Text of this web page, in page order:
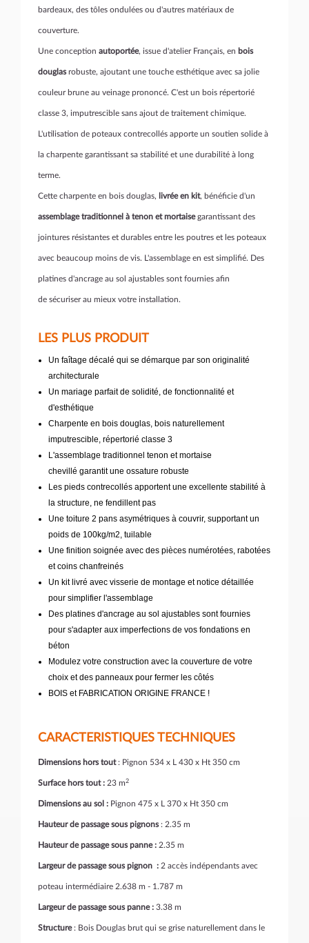
bardeaux, des tôles ondulées ou d'autres matériaux de
couverture.
Une conception autoportée, issue d'atelier Français, en bois
douglasrobuste, ajoutant une touche esthétique avec sa jolie
couleur brune au veinage prononcé. C'est un bois répertorié
classe 3, imputrescible sans ajout de traitement chimique.
L'utilisation de poteaux contrecollés apporte un soutien solide à
la charpente garantissant sa stabilité et une durabilité à long
terme.
Cette charpente en bois douglas, livrée en kit, bénéficie d'un
assemblage traditionnel à tenon et mortaisegarantissant des
jointures résistantes et durables entre les poutres et les poteaux
avec beaucoup moins de vis. L'assemblage en est simplifié. Des
platines d'ancrage au sol ajustables sont fournies afin
de sécuriser au mieux votre installation.
LES PLUS PRODUIT
Un faîtage décalé qui se démarque par son originalité
architecturale
Un mariage parfait de solidité, de fonctionnalité et
d'esthétique
Charpente en bois douglas, bois naturellement
imputrescible, répertorié classe 3
L'assemblage traditionnel tenon et mortaise
chevillé garantit une ossature robuste
Les pieds contrecollés apportent une excellente stabilité à
la structure, ne fendillent pas
Une toiture 2 pans asymétriques à couvrir, supportant un
poids de 100kg/m2, tuilable
Une finition soignée avec des pièces numérotées, rabotées
et coins chanfreinés
Un kit livré avec visserie de montage et notice détaillée
pour simplifier l'assemblage
Des platines d'ancrage au sol ajustables sont fournies
pour s'adapter aux imperfections de vos fondations en
béton
Modulez votre construction avec la couverture de votre
choix et des panneaux pour fermer les côtés
BOIS et FABRICATION ORIGINE FRANCE !
CARACTERISTIQUES TECHNIQUES
Dimensions hors tout: Pignon 534 x L 430 x Ht 350 cm
Surface hors tout : 23 m2
Dimensions au sol : Pignon 475 x L 370 x Ht 350 cm
Hauteur de passage sous pignons: 2.35 m
Hauteur de passage sous panne : 2.35 m
Largeur de passage sous pignon : 2 accès indépendants avec
poteau intermédiaire 2.638 m - 1.787 m
Largeur de passage sous panne : 3.38 m
Structure: Bois Douglas brut qui se grise naturellement dans le